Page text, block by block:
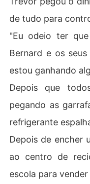
de tudo para
"Eu odeio ter
Bernard e os
estou ganhando
Depois que
pegando as
refrigerante
Depois de encher
ao centro de
escola para